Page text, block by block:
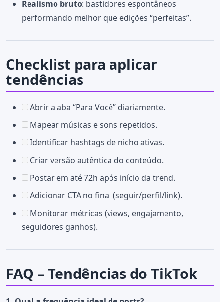
Realismo bruto: bastidores espontâneos
performando melhor que edições “perfeitas”.
Checklist para aplicar
tendências
Abrir a aba “Para Você” diariamente.
Mapear músicas e sons repetidos.
Identificar hashtags de nicho ativas.
Criar versão autêntica do conteúdo.
Postar em até 72h após início da trend.
Adicionar CTA no final (seguir/perfil/link).
Monitorar métricas (views, engajamento,
seguidores ganhos).
FAQ – Tendências do TikTok